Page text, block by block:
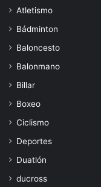
Atletismo
Bádminton
Baloncesto
Balonmano
Billar
Boxeo
Ciclismo
Deportes
Duatlón
ducross